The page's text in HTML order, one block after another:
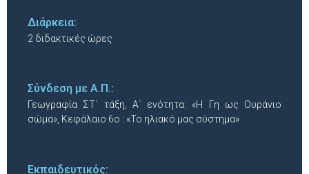
Διάρκεια:
2 διδακτικές ώρες
Σύνδεση με Α.Π.:
Γεωγραφία ΣΤ΄ τάξη, Α΄ ενότητα: «Η Γη ως Ουράνιο
σώμα», Κεφάλαιο 6ο : «Το ηλιακό μας σύστημα»
Εκπαιδευτικός: